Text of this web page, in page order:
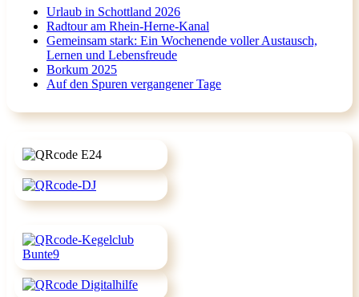
Urlaub in Schottland 2026
Radtour am Rhein-Herne-Kanal
Gemeinsam stark: Ein Wochenende voller Austausch,
Lernen und Lebensfreude
Borkum 2025
Auf den Spuren vergangener Tage